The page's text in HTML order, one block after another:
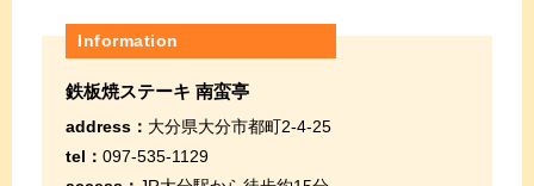
Information
鉄板焼ステーキ 南蛮亭
address： 大分県大分市都町2-4-25
tel： 097-535-1129